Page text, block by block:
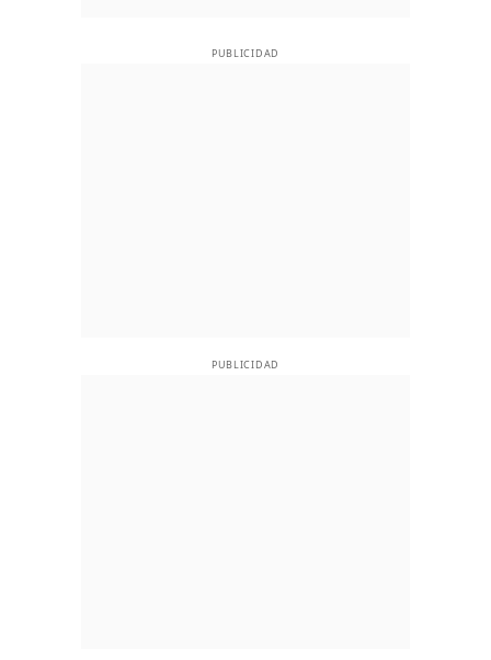
PUBLICIDAD
PUBLICIDAD